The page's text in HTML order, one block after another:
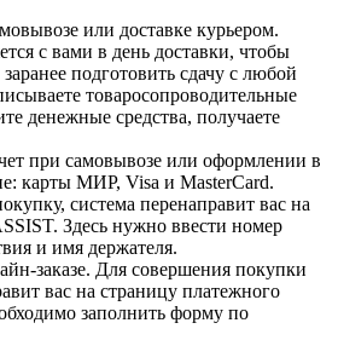
или доставке курьером.
с вами в день доставки, чтобы
подготовить сдачу с любой
товаросопроводительные
денежные средства, получаете
при самовывозе или оформлении в
карты МИР, Visa и MasterCard.
система перенаправит вас на
Здесь нужно ввести номер
и имя держателя.
заказе. Для совершения покупки
вас на страницу платежного
заполнить форму по